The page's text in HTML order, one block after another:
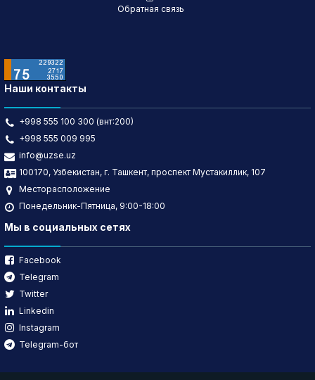
Обратная связь
Наши контакты
+998 555 100 300 (внт:200)
+998 555 009 995
info@uzse.uz
100170, Узбекистан, г. Ташкент, проспект Мустакиллик, 107
Месторасположение
Понедельник-Пятница, 9:00-18:00
Мы в социальных сетях
Facebook
Telegram
Twitter
Linkedin
Instagram
Telegram-бот